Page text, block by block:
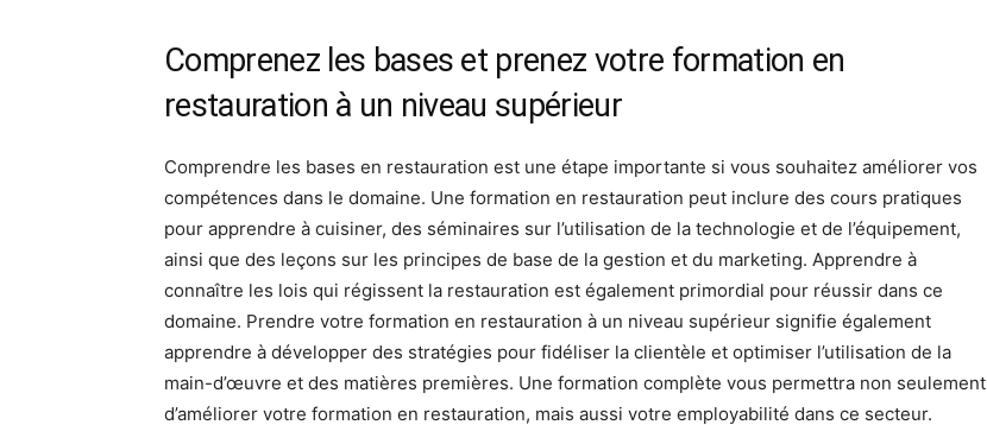
Comprenez les bases et prenez votre formation en
restauration à un niveau supérieur
Comprendre les bases en restauration est une étape importante si vous souhaitez améliorer vos
compétences dans le domaine. Une formation en restauration peut inclure des cours pratiques
pour apprendre à cuisiner, des séminaires sur l’utilisation de la technologie et de l’équipement,
ainsi que des leçons sur les principes de base de la gestion et du marketing. Apprendre à
connaître les lois qui régissent la restauration est également primordial pour réussir dans ce
domaine. Prendre votre formation en restauration à un niveau supérieur signifie également
apprendre à développer des stratégies pour fidéliser la clientèle et optimiser l’utilisation de la
main-d’œuvre et des matières premières. Une formation complète vous permettra non seulement
d’améliorer votre formation en restauration, mais aussi votre employabilité dans ce secteur.